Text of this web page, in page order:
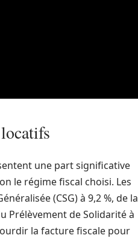
une part significative
le régime fiscal choisi. Les
(CSG) à 9,2 %, de la
Prélèvement de Solidarité à
la facture fiscale pour